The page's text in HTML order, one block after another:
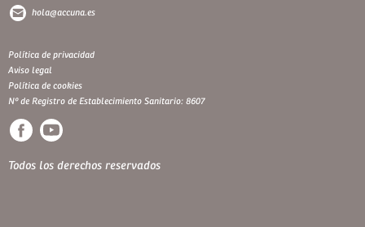
hola@accuna.es
Política de privacidad
Aviso legal
Política de cookies
Nº de Registro de Establecimiento Sanitario: 8607
Todos los derechos reservados